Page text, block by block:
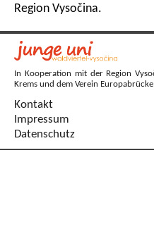
Region Vysočina.
In Kooperation mit der Region
Krems und dem Verein Europabrücke
Kontakt
Impressum
Datenschutz